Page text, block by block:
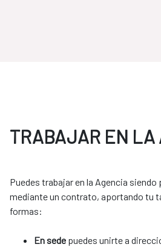
TRABAJAR EN LA
Puedes trabajar en la Agencia
mediante un contrato, aportando tu
formas:
En sede puedes unirte a